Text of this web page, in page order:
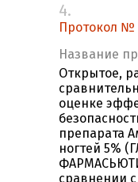
4.
Протокол №
Название
Открытое,
оценке
препарата
ногтей 5%
сравнении